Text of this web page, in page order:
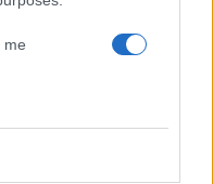
me
από την
Το εντυπωσιακό
ο γιος του –
από 3 χρόνια»